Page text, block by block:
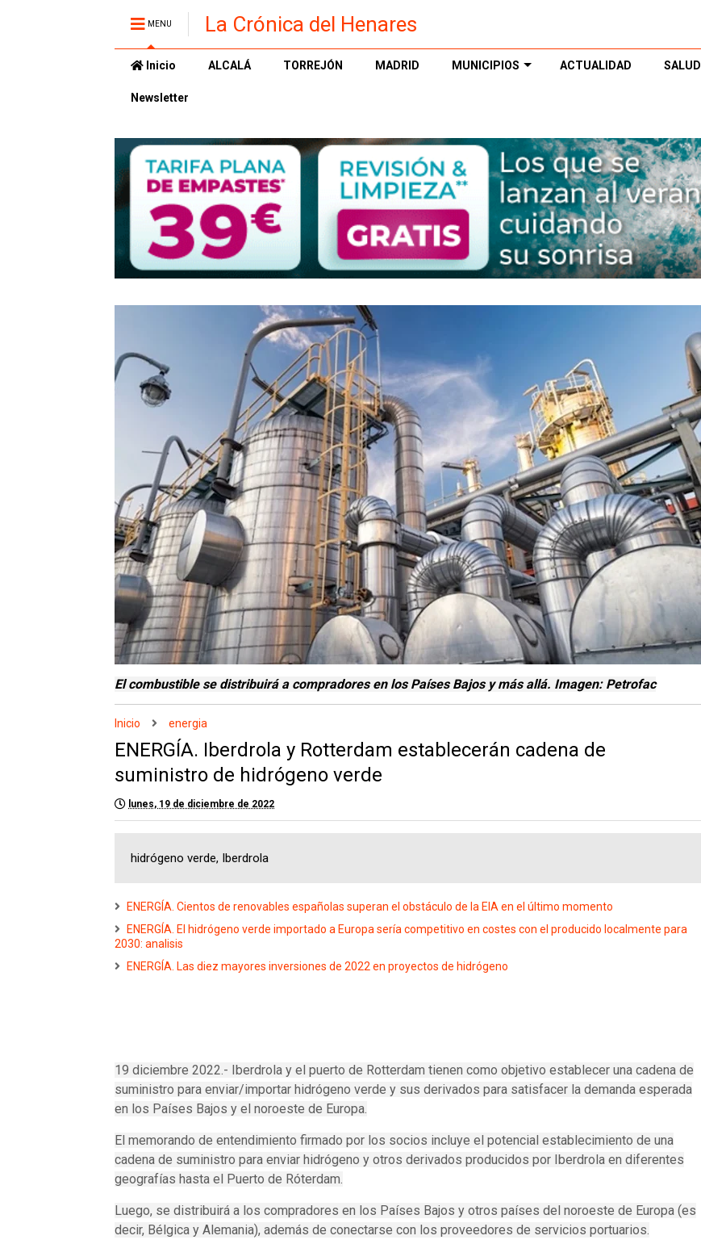
MENU La Crónica del Henares
Inicio ALCALÁ TORREJÓN MADRID MUNICIPIOS ACTUALIDAD SALUD
Newsletter
El combustible se distribuirá a compradores en los Países Bajos y más allá. Imagen: Petrofac
Inicio energia
ENERGÍA. Iberdrola y Rotterdam establecerán cadena de
suministro de hidrógeno verde
lunes, 19 de diciembre de 2022
hidrógeno verde, Iberdrola
ENERGÍA. Cientos de renovables españolas superan el obstáculo de la EIA en el último momento
ENERGÍA. El hidrógeno verde importado a Europa sería competitivo en costes con el producido localmente para
2030: analisis
ENERGÍA. Las diez mayores inversiones de 2022 en proyectos de hidrógeno
19 diciembre 2022.- Iberdrola y el puerto de Rotterdam tienen como objetivo establecer una cadena de
suministro para enviar/importar hidrógeno verde y sus derivados para satisfacer la demanda esperada
en los Países Bajos y el noroeste de Europa.
El memorando de entendimiento firmado por los socios incluye el potencial establecimiento de una
cadena de suministro para enviar hidrógeno y otros derivados producidos por Iberdrola en diferentes
geografías hasta el Puerto de Róterdam.
Luego, se distribuirá a los compradores en los Países Bajos y otros países del noroeste de Europa (es
decir, Bélgica y Alemania), además de conectarse con los proveedores de servicios portuarios.